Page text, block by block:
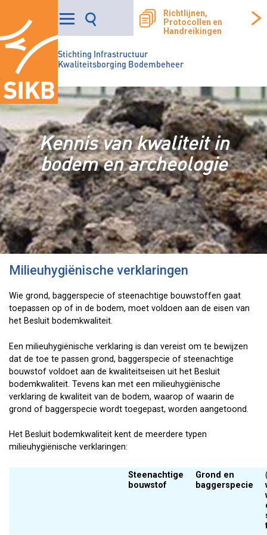
Stichting Infrastructuur
Kwaliteitsborging Bodembeheer
Richtlijnen,
Protocollen en
Handreikingen
Kennis van kwaliteit in
bodem en archeologie
Milieuhygiënische verklaringen
Wie grond, baggerspecie of steenachtige bouwstoffen gaat
toepassen op of in de bodem, moet voldoen aan de eisen van
het Besluit bodemkwaliteit.
Een milieuhygiënische verklaring is dan vereist om te bewijzen
dat de toe te passen grond, baggerspecie of steenachtige
bouwstof voldoet aan de kwaliteitseisen uit het Besluit
bodemkwaliteit. Tevens kan met een milieuhygiënische
verklaring de kwaliteit van de bodem, waarop of waarin de
grond of baggerspecie wordt toegepast, worden aangetoond.
Het Besluit bodemkwaliteit kent de meerdere typen
milieuhygiënische verklaringen:
Steenachtige
bouwstof
Grond en
baggerspecie